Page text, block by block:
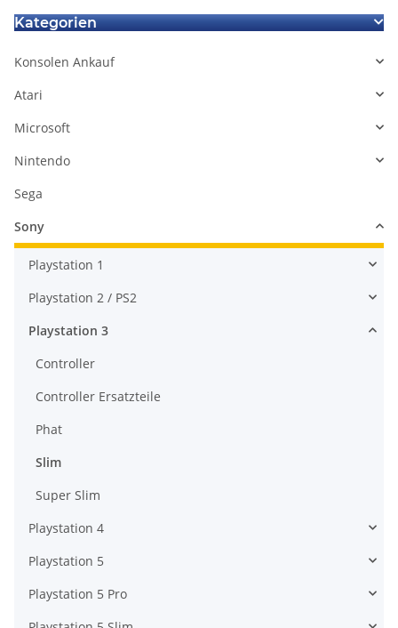
Kategorien
Konsolen Ankauf
Atari
Microsoft
Nintendo
Sega
Sony
Playstation 1
Playstation 2 / PS2
Playstation 3
Controller
Controller Ersatzteile
Phat
Slim
Super Slim
Playstation 4
Playstation 5
Playstation 5 Pro